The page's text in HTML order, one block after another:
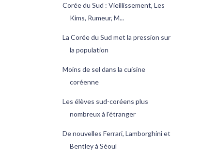
Corée du Sud : Vieillissement, Les
Kims, Rumeur, M...
La Corée du Sud met la pression sur
la population
Moins de sel dans la cuisine
coréenne
Les élèves sud-coréens plus
nombreux à l'étranger
De nouvelles Ferrari, Lamborghini et
Bentley à Séoul